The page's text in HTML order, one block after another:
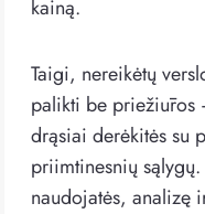
kainą.
Taigi, nereikėtų
palikti be priežiūros
drąsiai derėkitės su
priimtinesnių
naudojatės, analizę